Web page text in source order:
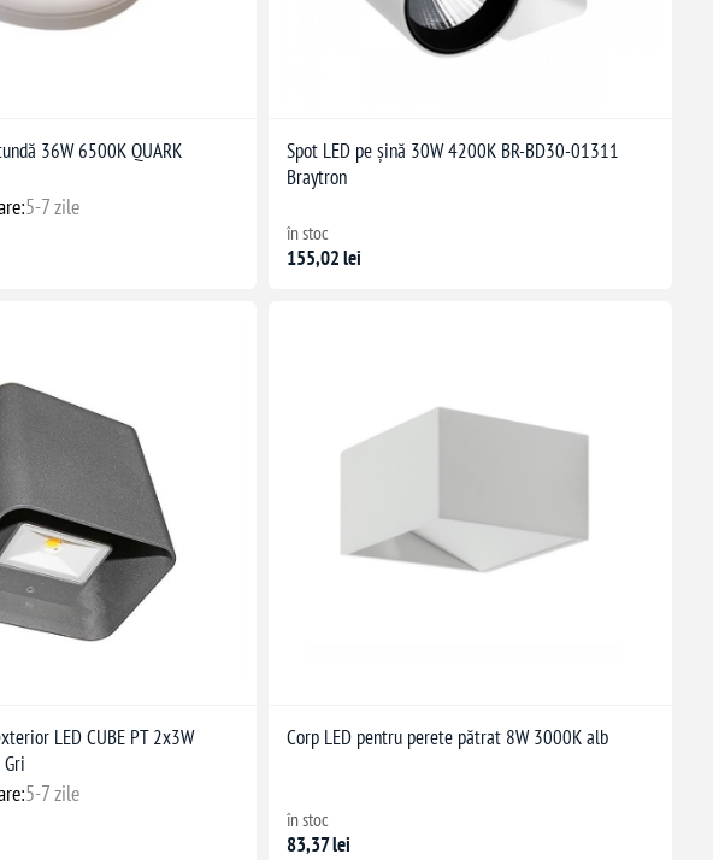
36W 6500K QUARK
5-7 zile
Spot LED pe șină 30W 4200K BR-BD30-01311
Braytron
în stoc
155,02 lei
LED CUBE PT 2x3W
5-7 zile
Corp LED pentru perete pătrat 8W 3000K alb
în stoc
83,37 lei